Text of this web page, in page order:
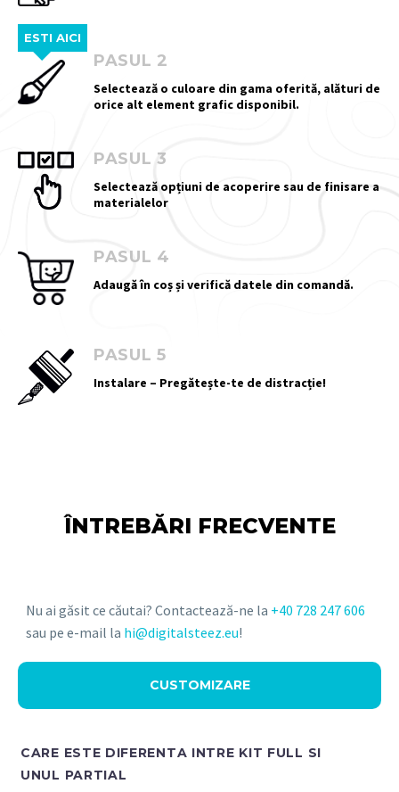
ESTI AICI
PASUL 2
Selectează o culoare din gama oferită, alături de
orice alt element grafic disponibil.
PASUL 3
Selectează opțiuni de acoperire sau de finisare a
materialelor
PASUL 4
Adaugă în coș și verifică datele din comandă.
PASUL 5
Instalare – Pregătește-te de distracție!
ÎNTREBĂRI FRECVENTE
Nu ai găsit ce căutai? Contactează-ne la +40 728 247 606
sau pe e-mail la hi@digitalsteez.eu!
CUSTOMIZARE
CARE ESTE DIFERENTA INTRE KIT FULL SI
UNUL PARTIAL